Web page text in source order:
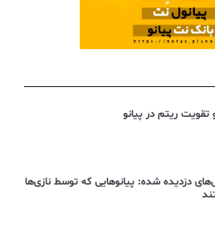
تقویت ریتم در پیانو
دزدیده شده: پیانوهایی که توسط نازی‌ها